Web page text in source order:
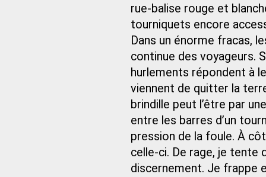
rue‑balise rouge et
tourniquets encore
Dans un énorme fracas,
continue des voyageurs.
hurlements répondent à
viennent de quitter la
brindille peut l’être par
entre les barres d’un
pression de la foule. À
celle‑ci. De rage, je tente
discernement. Je frappe